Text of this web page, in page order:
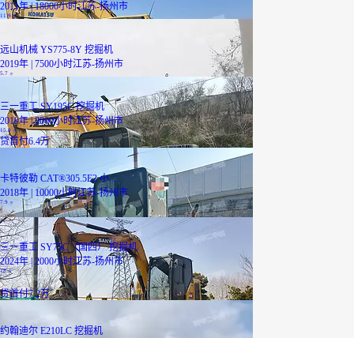
2011年 | 18000小时江苏-扬州市
11.9万
远山机械 YS775-8Y 挖掘机
2019年 | 7500小时江苏-扬州市
5.7
三一重工 SY195C 挖掘机
2019年 | 8000小时江苏-扬州市
15.9万
贷首付6.4万
卡特彼勒 CAT®305.5E2 小...
2018年 | 10000小时江苏-扬州市
7.9 万
三一重工 SY75C（国四） 挖掘机
2024年 | 2000小时江苏-扬州市
18万
贷首付7.2万
约翰迪尔 E210LC 挖掘机